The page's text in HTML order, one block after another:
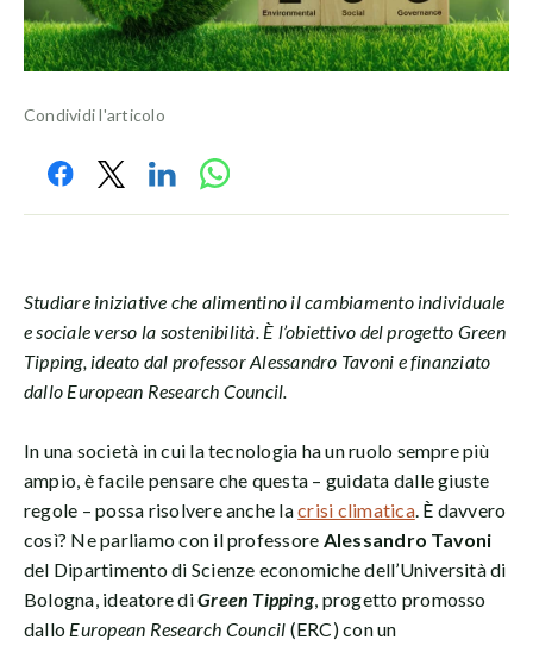
Condividi l'articolo
Studiare iniziative che alimentino il cambiamento individuale
e sociale verso la sostenibilità. È l’obiettivo del progetto Green
Tipping, ideato dal professor Alessandro Tavoni e finanziato
dallo European Research Council.
In una società in cui la tecnologia ha un ruolo sempre più
ampio, è facile pensare che questa – guidata dalle giuste
regole – possa risolvere anche lacrisi climatica. È davvero
così? Ne parliamo con il professore Alessandro Tavoni
del Dipartimento di Scienze economiche dell’Università di
Bologna, ideatore diGreen Tipping, progetto promosso
dallo European Research Council (ERC) con un